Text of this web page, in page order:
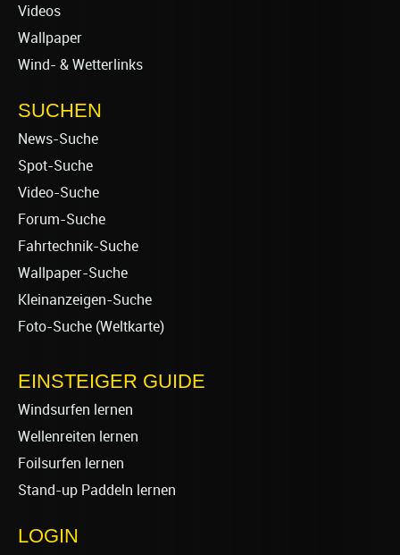
Videos
Wallpaper
Wind- & Wetterlinks
SUCHEN
News-Suche
Spot-Suche
Video-Suche
Forum-Suche
Fahrtechnik-Suche
Wallpaper-Suche
Kleinanzeigen-Suche
Foto-Suche (Weltkarte)
EINSTEIGER GUIDE
Windsurfen lernen
Wellenreiten lernen
Foilsurfen lernen
Stand-up Paddeln lernen
LOGIN